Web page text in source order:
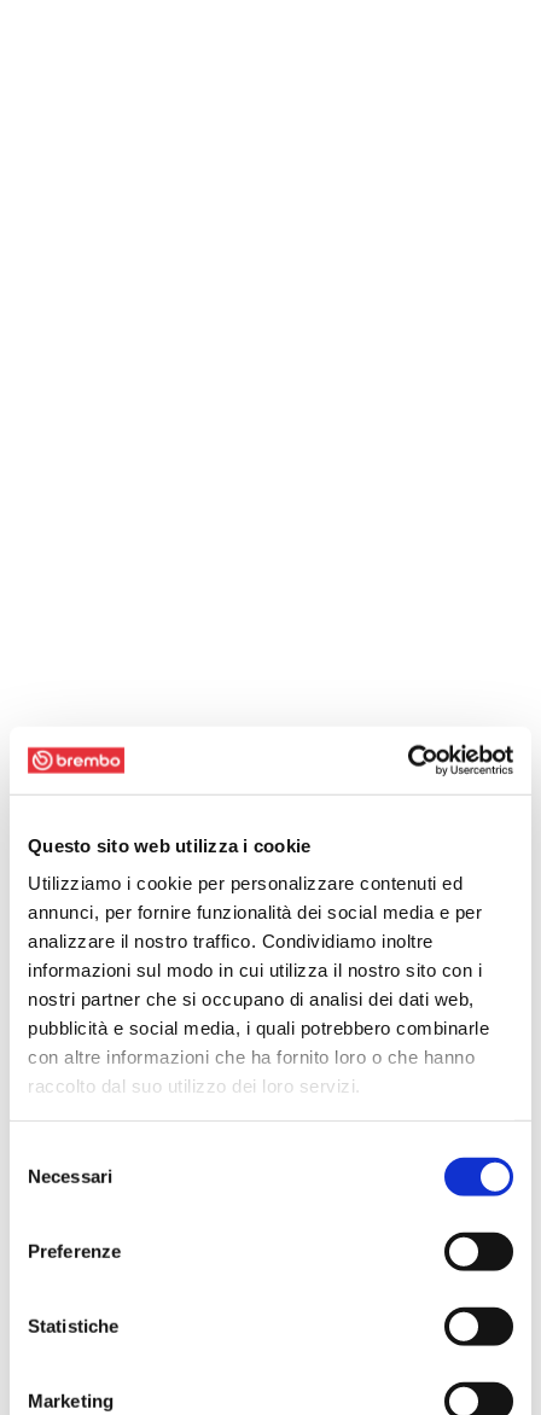
Questo sito web utilizza i cookie
Utilizziamo i cookie per personalizzare contenuti ed
annunci, per fornire funzionalità dei social media e per
analizzare il nostro traffico. Condividiamo inoltre
informazioni sul modo in cui utilizza il nostro sito con i
nostri partner che si occupano di analisi dei dati web,
pubblicità e social media, i quali potrebbero combinarle
con altre informazioni che ha fornito loro o che hanno
raccolto dal suo utilizzo dei loro servizi.
delNecessari
Preferenze
Statistiche
Marketing